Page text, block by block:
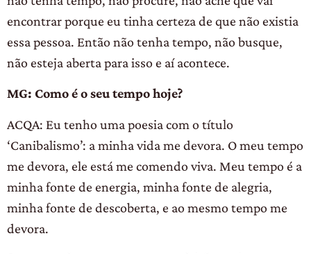
encontrar porque eu tinha certeza de que não existia
essa pessoa. Então não tenha tempo, não busque,
não esteja aberta para isso e aí acontece.
MG: Como é o seu tempo hoje?
ACQA: Eu tenho uma poesia com o título
‘Canibalismo’: a minha vida me devora. O meu tempo
me devora, ele está me comendo viva. Meu tempo é a
minha fonte de energia, minha fonte de alegria,
minha fonte de descoberta, e ao mesmo tempo me
devora.